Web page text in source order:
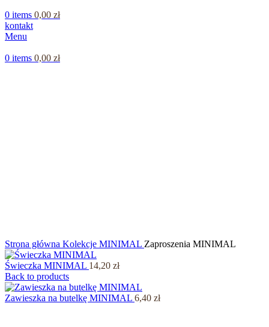
0 items 0,00 zł
kontakt
Menu
0 items 0,00 zł
Strona główna Kolekcje MINIMAL Zaproszenia MINIMAL
Świeczka MINIMAL 14,20 zł
Back to products
Zawieszka na butelkę MINIMAL 6,40 zł